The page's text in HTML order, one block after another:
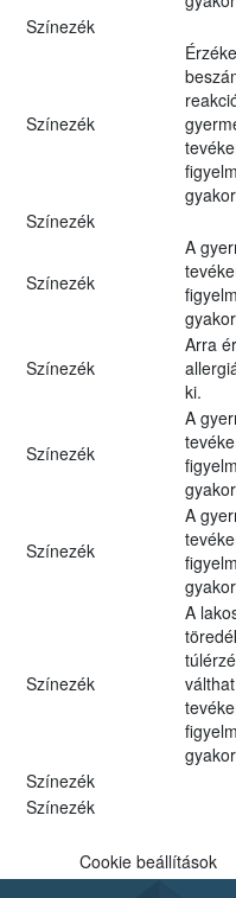
Színezék
Színezék
Színezék
Színezék
A
Színezék
Arra
ki.
Színezék
A
Színezék
A
Színezék
A
Színezék
Színezék
Cookie beállítások